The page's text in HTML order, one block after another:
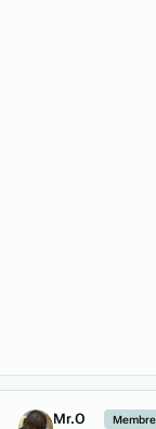
Mr.O Membre